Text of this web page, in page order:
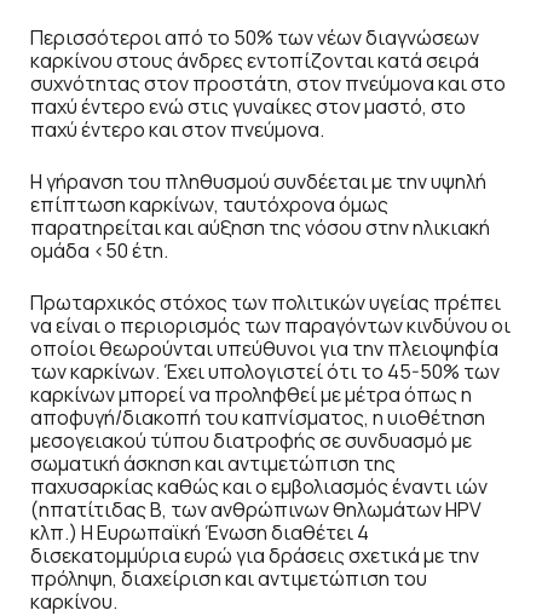
Περισσότεροι από το 50% των νέων διαγνώσεων
καρκίνου στους άνδρες εντοπίζονται κατά σειρά
συχνότητας στον προστάτη, στον πνεύμονα και στο
παχύ έντερο ενώ στις γυναίκες στον μαστό, στο
παχύ έντερο και στον πνεύμονα.
Η γήρανση του πληθυσμού συνδέεται με την υψηλή
επίπτωση καρκίνων, ταυτόχρονα όμως
παρατηρείται και αύξηση της νόσου στην ηλικιακή
ομάδα <50 έτη.
Πρωταρχικός στόχος των πολιτικών υγείας πρέπει
να είναι ο περιορισμός των παραγόντων κινδύνου οι
οποίοι θεωρούνται υπεύθυνοι για την πλειοψηφία
των καρκίνων. Έχει υπολογιστεί ότι το 45-50% των
καρκίνων μπορεί να προληφθεί με μέτρα όπως η
αποφυγή/διακοπή του καπνίσματος, η υιοθέτηση
μεσογειακού τύπου διατροφής σε συνδυασμό με
σωματική άσκηση και αντιμετώπιση της
παχυσαρκίας καθώς και ο εμβολιασμός έναντι ιών
(ηπατίτιδας Β, των ανθρώπινων θηλωμάτων HPV
κλπ.) Η Ευρωπαϊκή Ένωση διαθέτει 4
δισεκατομμύρια ευρώ για δράσεις σχετικά με την
πρόληψη, διαχείριση και αντιμετώπιση του
καρκίνου.